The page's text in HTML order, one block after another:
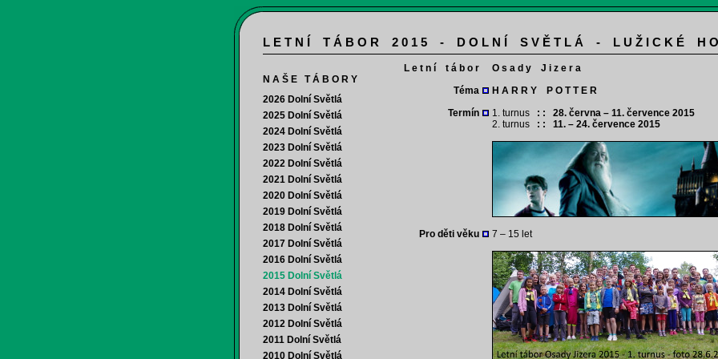
L E T N Í T Á B O R 2 0 1 5 - D O L N Í S V Ě T L Á - L U Ž I C K É H O
N A Š E T Á B O R Y
2026 Dolní Světlá
2025 Dolní Světlá
2024 Dolní Světlá
2023 Dolní Světlá
2022 Dolní Světlá
2021 Dolní Světlá
2020 Dolní Světlá
2019 Dolní Světlá
2018 Dolní Světlá
2017 Dolní Světlá
2016 Dolní Světlá
2015 Dolní Světlá
2014 Dolní Světlá
2013 Dolní Světlá
2012 Dolní Světlá
2011 Dolní Světlá
2010 Dolní Světlá
L e t n í t á b o r
O s a d y J i z e r a
Téma
H A R R Y P O T T E R
Termín
1. turnus : : 28. června – 11. července 2015
2. turnus : : 11. – 24. července 2015
Pro děti věku 7 – 15 let